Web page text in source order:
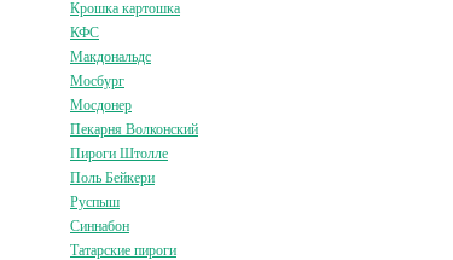
Крошка картошка
КФС
Макдональдс
Мосбург
Мосдонер
Пекарня Волконский
Пироги Штолле
Поль Бейкери
Руспыш
Синнабон
Татарские пироги